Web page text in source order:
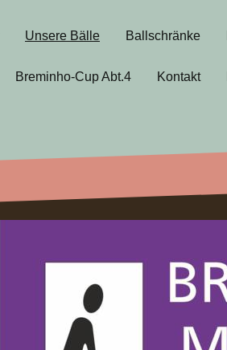
Unsere Bälle Ballschränke
Breminho-Cup Abt.4 Kontakt